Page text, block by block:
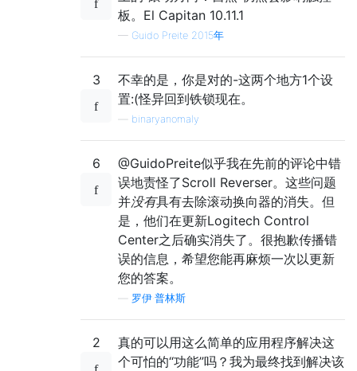
板。El Capitan 10.11.1
— Guido Preite 2015年
3
不幸的是，你是对的-这两个地方1个设
置:(怪异回到铁锁现在。
binaryanomaly
6
@GuidoPreite似乎我在先前的评论中错
误地责怪了Scroll Reverser。这些问题
并没有具有去除滚动换向器的消失。但
是，他们在更新Logitech Control
Center之后确实消失了。很抱歉传播错
误的信息，希望您能再麻烦一次以更新
您的答案。
罗伊·普林斯
2
真的可以用这么简单的应用程序解决这
个可怕的“功能”吗？我为最终找到解决该